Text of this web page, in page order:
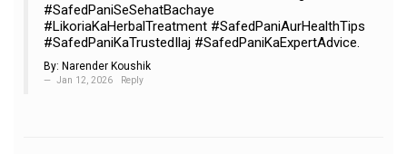
#SafedPaniSeSehatBachaye
#LikoriaKaHerbalTreatment #SafedPaniAurHealthTips
#SafedPaniKaTrustedIlaj #SafedPaniKaExpertAdvice.
By: Narender Koushik
Jan 12, 2026 Reply